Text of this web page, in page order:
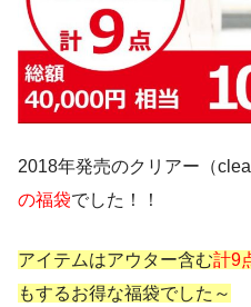
2018年発売のクリアー（
の福袋でした！！
アイテムはアウター含む計9
もするお得な福袋でした～